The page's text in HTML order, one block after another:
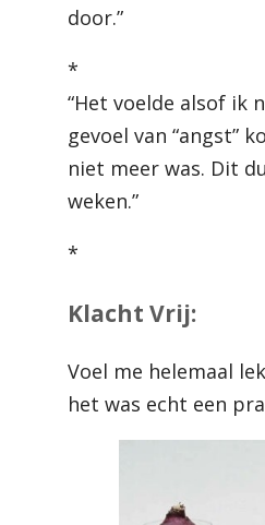
door.”
*
“Het voelde alsof ik
gevoel van “angst”
niet meer was. Dit
weken.”
*
Klacht Vrij:
Voel me helemaal
het was echt een